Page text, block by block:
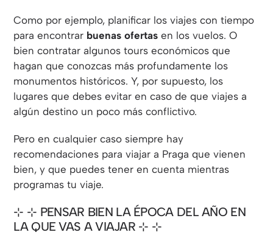
Como por ejemplo, planificar los viajes con tiempo
para encontrar buenas ofertas en los vuelos. O
bien contratar algunos tours económicos que
hagan que conozcas más profundamente los
monumentos históricos. Y, por supuesto, los
lugares que debes evitar en caso de que viajes a
algún destino un poco más conflictivo.
Pero en cualquier caso siempre hay
recomendaciones para viajar a Praga que vienen
bien, y que puedes tener en cuenta mientras
programas tu viaje.
⊹ PENSAR BIEN LA ÉPOCA DEL AÑO EN
LA QUE VAS A VIAJAR ⊹